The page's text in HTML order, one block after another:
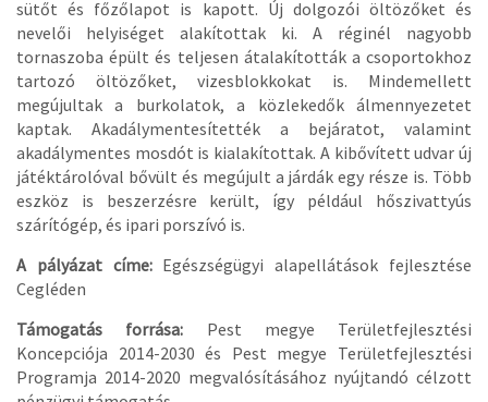
sütőt és főzőlapot is kapott. Új dolgozói öltözőket és
nevelői helyiséget alakítottak ki. A réginél nagyobb
tornaszoba épült és teljesen átalakították a csoportokhoz
tartozó öltözőket, vizesblokkokat is. Mindemellett
megújultak a burkolatok, a közlekedők álmennyezetet
kaptak. Akadálymentesítették a bejáratot, valamint
akadálymentes mosdót is kialakítottak. A kibővített udvar új
játéktárolóval bővült és megújult a járdák egy része is. Több
eszköz is beszerzésre került, így például hőszivattyús
szárítógép, és ipari porszívó is.
A pályázat címe:Egészségügyi alapellátások fejlesztése
Cegléden
Támogatás forrása: Pest megye Területfejlesztési
Koncepciója 2014-2030 és Pest megye Területfejlesztési
Programja 2014-2020 megvalósításához nyújtandó célzott